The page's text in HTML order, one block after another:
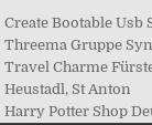
Create Bootable Usb
Threema Gruppe
Travel Charme
Heustadl, St Anton
Harry Potter Shop